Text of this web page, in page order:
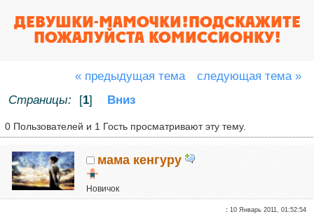
ДЕВУШКИ-МАМОЧКИ!ПОДСКАЖИТЕ
ПОЖАЛУЙСТА КОМИССИОНКУ!
« предыдущая тема
следующая тема »
Страницы:
[1] Вниз
0 Пользователей и 1 Гость просматривают эту тему.
мама кенгуру
Новичок
:10 Январь 2011, 01:52:54